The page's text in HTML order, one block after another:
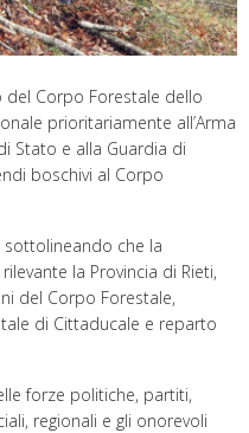
del Corpo Forestale dello
prioritariamente all’Arma
Stato e alla Guardia di
boschivi al Corpo
sottolineando che la
la Provincia di Rieti,
del Corpo Forestale,
di Cittaducale e reparto
forze politiche, partiti,
regionali e gli onorevoli